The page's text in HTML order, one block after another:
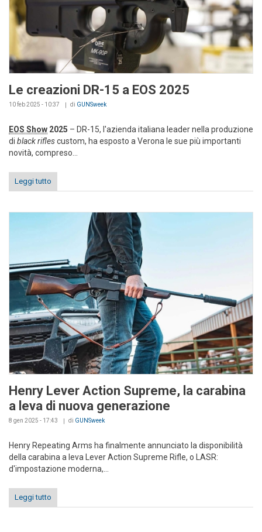
Le creazioni DR-15 a EOS 2025
10 feb 2025 - 10:37 di GUNSweek
EOS Show 2025 – DR-15, l'azienda italiana leader nella produzione
di black riflescustom, ha esposto a Verona le sue più importanti
novità, compreso...
Leggi tutto
Henry Lever Action Supreme, la carabina
a leva di nuova generazione
8 gen 2025 - 17:43 di GUNSweek
Henry Repeating Arms ha finalmente annunciato la disponibilità
della carabina a leva Lever Action Supreme Rifle, o LASR:
d'impostazione moderna,...
Leggi tutto